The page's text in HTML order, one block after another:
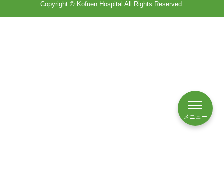
Copyright © Kofuen Hospital All Rights Reserved.